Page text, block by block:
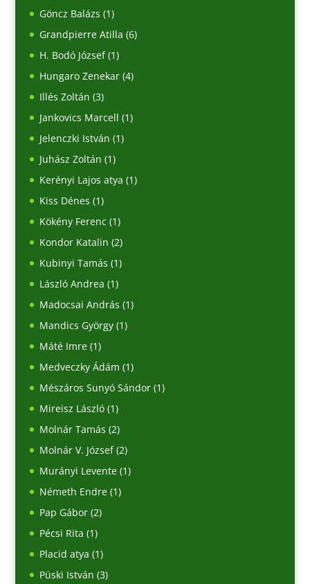
Göncz Balázs (1)
Grandpierre Atilla (6)
H. Bodó József(1)
Hungaro Zenekar(4)
Illés Zoltán (3)
Jankovics Marcell (1)
Jelenczki István (1)
Juhász Zoltán (1)
Kerényi Lajos atya (1)
Kiss Dénes (1)
Kökény Ferenc (1)
Kondor Katalin (2)
Kubinyi Tamás (1)
László Andrea (1)
Madocsai András (1)
Mandics György(1)
Máté Imre(1)
Medveczky Ádám (1)
Mészáros Sunyó Sándor(1)
Mireisz László(1)
Molnár Tamás (2)
Molnár V. József(2)
Murányi Levente(1)
Németh Endre(1)
Pap Gábor(2)
Pécsi Rita (1)
Placid atya (1)
Püski István (3)